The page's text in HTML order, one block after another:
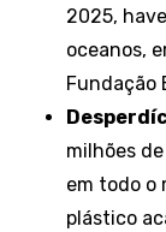
2025,
oceanos,
Fundação
milhões
em todo o
plástico